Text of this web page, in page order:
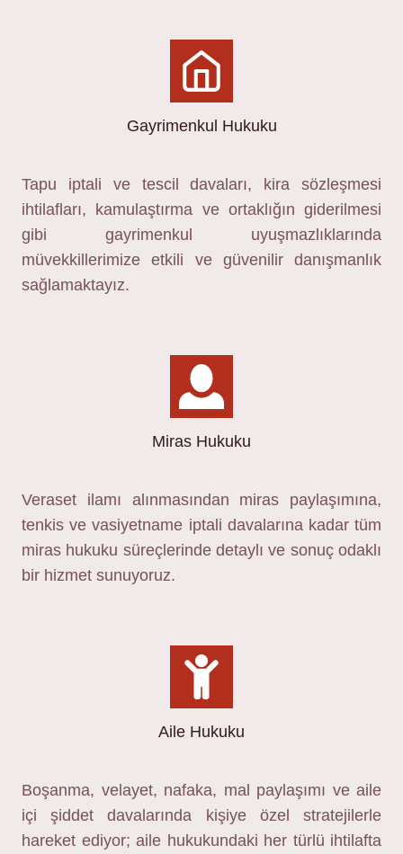
Gayrimenkul Hukuku
Tapu iptali ve tescil davaları, kira sözleşmesi
ihtilafları, kamulaştırma ve ortaklığın giderilmesi
gibi gayrimenkul uyuşmazlıklarında
müvekkillerimize etkili ve güvenilir danışmanlık
sağlamaktayız.
Miras Hukuku
Veraset ilamı alınmasından miras paylaşımına,
tenkis ve vasiyetname iptali davalarına kadar tüm
miras hukuku süreçlerinde detaylı ve sonuç odaklı
bir hizmet sunuyoruz.
Aile Hukuku
Boşanma, velayet, nafaka, mal paylaşımı ve aile
içi şiddet davalarında kişiye özel stratejilerle
hareket ediyor; aile hukukundaki her türlü ihtilafta